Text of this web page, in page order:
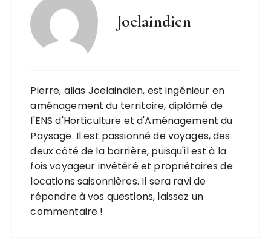
Joelaindien
Pierre, alias Joelaindien, est ingénieur en
aménagement du territoire, diplômé de
l'ENS d'Horticulture et d'Aménagement du
Paysage. Il est passionné de voyages, des
deux côté de la barrière, puisqu'il est à la
fois voyageur invétéré et propriétaires de
locations saisonnières. Il sera ravi de
répondre à vos questions, laissez un
commentaire !